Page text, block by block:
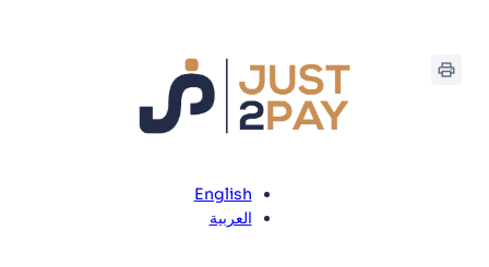
English
العربية